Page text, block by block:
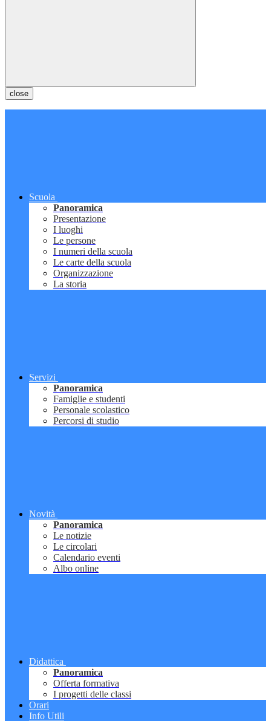
close
Scuola
Panoramica
Presentazione
I luoghi
Le persone
I numeri della scuola
Le carte della scuola
Organizzazione
La storia
Servizi
Panoramica
Famiglie e studenti
Personale scolastico
Percorsi di studio
Novità
Panoramica
Le notizie
Le circolari
Calendario eventi
Albo online
Didattica
Panoramica
Offerta formativa
I progetti delle classi
Orari
Info Utili